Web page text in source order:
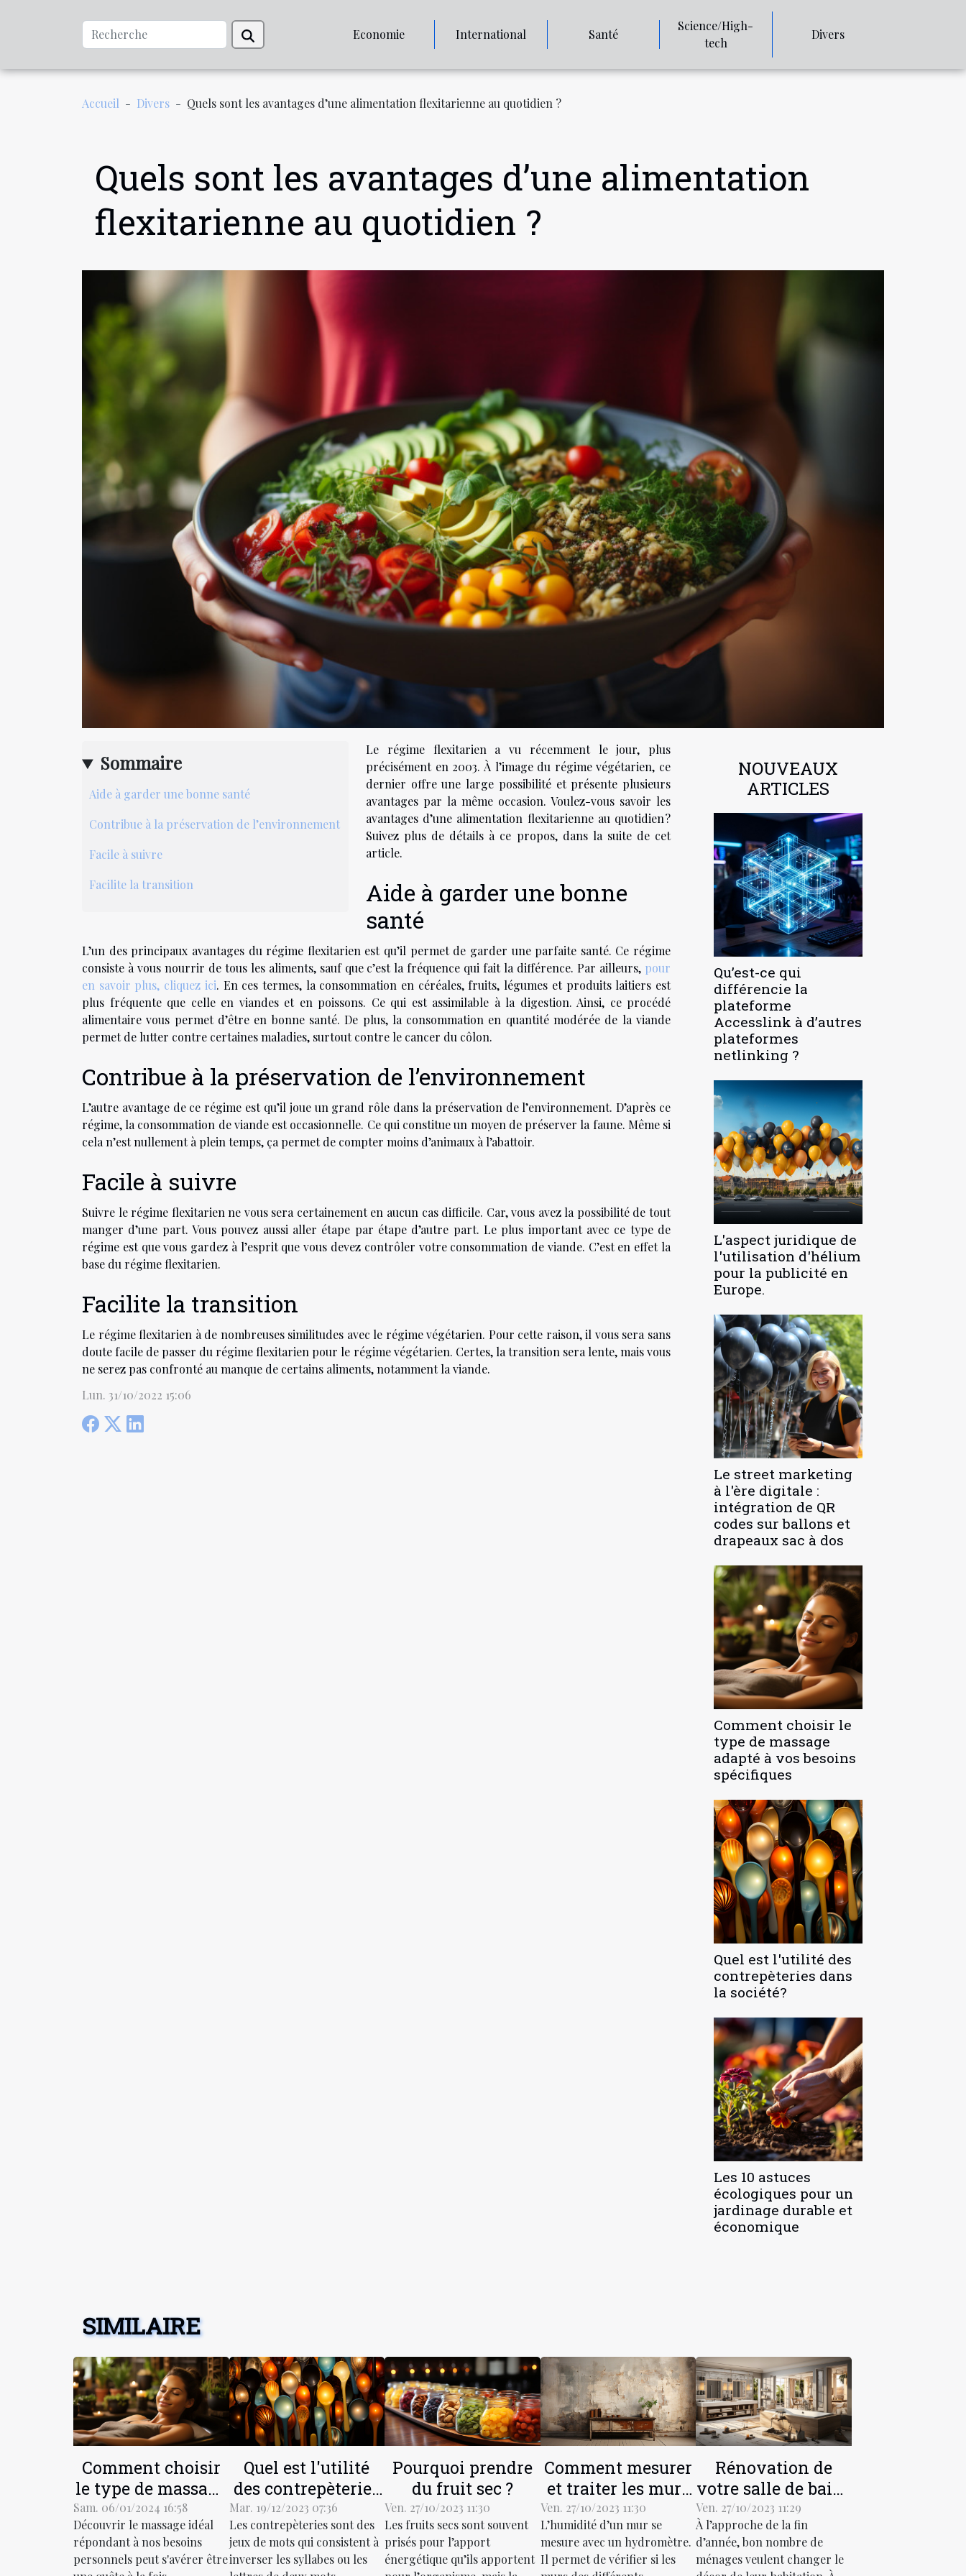
Economie International Santé
Science/High-
tech
Divers
Accueil Divers Quels sont les avantages d’une alimentation flexitarienne au quotidien ?
Quels sont les avantages d’une alimentation
flexitarienne au quotidien ?
Sommaire
Aide à garder une bonne santé
Contribue à la préservation de l’environnement
Facile à suivre
Facilite la transition
Le régime flexitarien a vu récemment le jour, plus
précisément en 2003. À l’image du régime végétarien, ce
dernier offre une large possibilité et présente plusieurs
avantages par la même occasion. Voulez-vous savoir les
avantages d’une alimentation flexitarienne au quotidien ?
Suivez plus de détails à ce propos, dans la suite de cet
article.
Aide à garder une bonne
santé
L’un des principaux avantages du régime flexitarien est qu’il permet de garder une parfaite santé. Ce régime
consiste à vous nourrir de tous les aliments, sauf que c’est la fréquence qui fait la différence. Par ailleurs, pour
en savoir plus, cliquez ici. En ces termes, la consommation en céréales, fruits, légumes et produits laitiers est
plus fréquente que celle en viandes et en poissons. Ce qui est assimilable à la digestion. Ainsi, ce procédé
alimentaire vous permet d’être en bonne santé. De plus, la consommation en quantité modérée de la viande
permet de lutter contre certaines maladies, surtout contre le cancer du côlon.
Contribue à la préservation de l’environnement
L’autre avantage de ce régime est qu’il joue un grand rôle dans la préservation de l’environnement. D’après ce
régime, la consommation de viande est occasionnelle. Ce qui constitue un moyen de préserver la faune. Même si
cela n’est nullement à plein temps, ça permet de compter moins d’animaux à l’abattoir.
Facile à suivre
Suivre le régime flexitarien ne vous sera certainement en aucun cas difficile. Car, vous avez la possibilité de tout
manger d’une part. Vous pouvez aussi aller étape par étape d’autre part. Le plus important avec ce type de
régime est que vous gardez à l’esprit que vous devez contrôler votre consommation de viande. C’est en effet la
base du régime flexitarien.
Facilite la transition
Le régime flexitarien à de nombreuses similitudes avec le régime végétarien. Pour cette raison, il vous sera sans
doute facile de passer du régime flexitarien pour le régime végétarien. Certes, la transition sera lente, mais vous
ne serez pas confronté au manque de certains aliments, notamment la viande.
Lun. 31/10/2022 15:06
NOUVEAUX
ARTICLES
Qu’est-ce qui
différencie la
plateforme
Accesslink à d’autres
plateformes
netlinking ?
L'aspect juridique de
l'utilisation d'hélium
pour la publicité en
Europe.
Le street marketing
à l'ère digitale :
intégration de QR
codes sur ballons et
drapeaux sac à dos
Comment choisir le
type de massage
adapté à vos besoins
spécifiques
Quel est l'utilité des
contrepèteries dans
la société?
Les 10 astuces
écologiques pour un
jardinage durable et
économique
SIMILAIRE
Comment choisir
le type de massage
adapté à vos
besoins spécifiques
Sam. 06/01/2024 16:58
Découvrir le massage idéal
répondant à nos besoins
personnels peut s'avérer être
Quel est l'utilité
des contrepèteries
dans la société?
Mar. 19/12/2023 07:36
Les contrepèteries sont des
jeux de mots qui consistent à
inverser les syllabes ou les
Pourquoi prendre
du fruit sec ?
Ven. 27/10/2023 11:30
Les fruits secs sont souvent
prisés pour l’apport
énergétique qu’ils apportent
Comment mesurer
et traiter les murs
humides ?
Ven. 27/10/2023 11:30
L’humidité d’un mur se
mesure avec un hydromètre.
Il permet de vérifier si les
Rénovation de
votre salle de bain :
comment faire ?
Ven. 27/10/2023 11:29
À l’approche de la fin
d’année, bon nombre de
ménages veulent changer le